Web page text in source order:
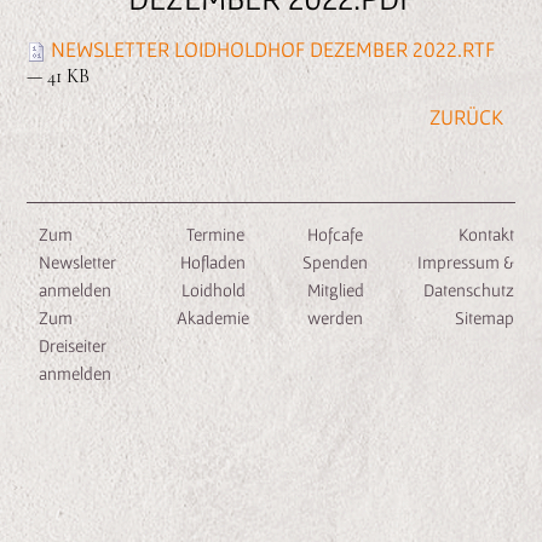
n
e
n
NEWSLETTER LOIDHOLDHOF DEZEMBER 2022.RTF
— 41 KB
Zum
Newsletter
anmelden
Zum
Dreiseiter
anmelden
Termine
Hofladen
Loidhold
Akademie
Hofcafe
Spenden
Mitglied
werden
Kontakt
Impressum &
Datenschutz
Sitemap